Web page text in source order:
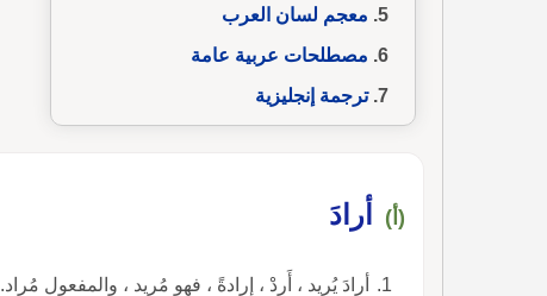
معجم لسان العرب
مصطلحات عربية عامة
ترجمة إنجليزية
(أ) أرادَ
أرادَ يُريد ، أَرِدْ ، إرادةً ، فهو مُريد ، والمفعول مُراد.